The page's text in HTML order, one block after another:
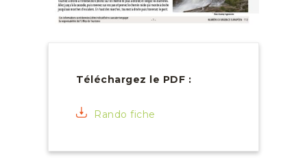
Téléchargez le PDF :
Rando fiche